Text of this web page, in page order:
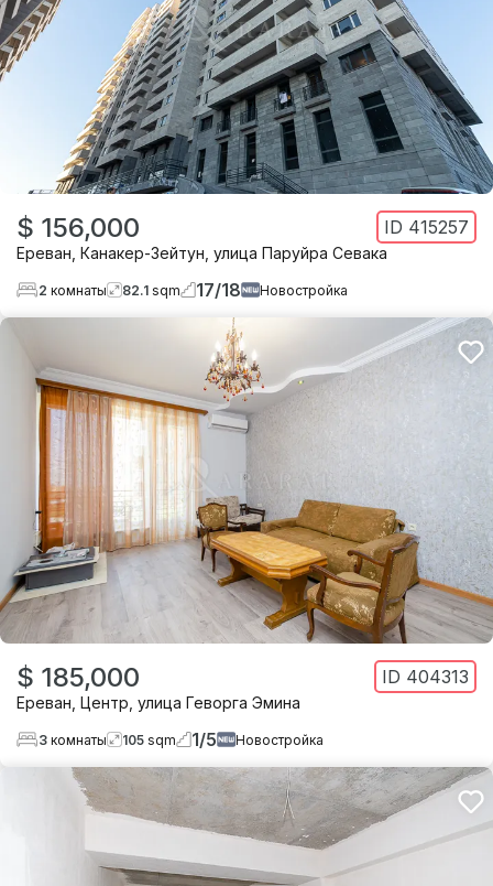
$ 156,000 ID 415257
Ереван Канакер-Зейтун улица Паруйра Севака
2 комнаты 82.1 sqm 17/18 Новостройка
$ 185,000 ID 404313
Ереван Центр улица Геворга Эмина
3 комнаты 105 sqm 1/5 Новостройка